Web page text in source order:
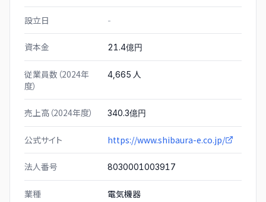
設立日 -
資本金 21.4億円
従業員数（2024年
度）
4,665 人
売上高（2024年度） 340.3億円
公式サイト https://www.shibaura-e.co.jp/
法人番号 8030001003917
業種 電気機器